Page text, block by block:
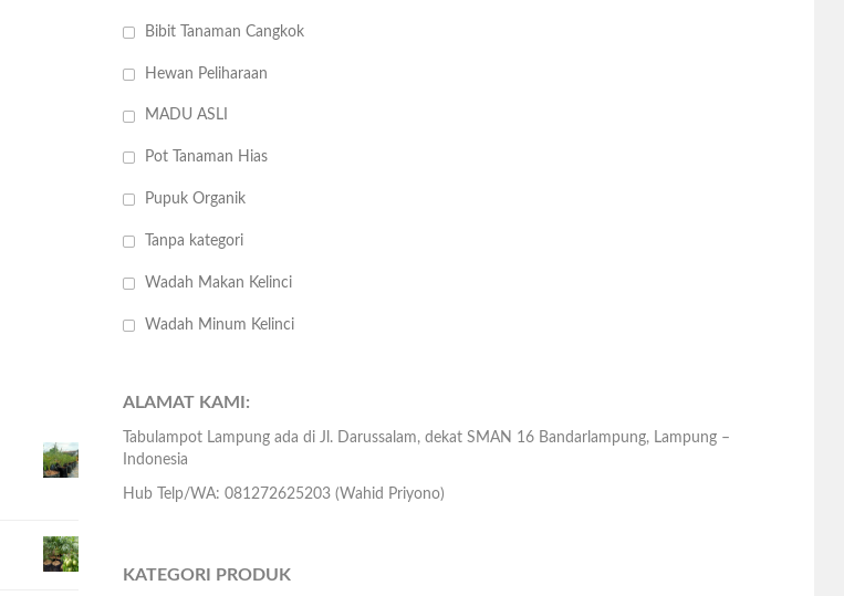
Bibit Tanaman Cangkok
Hewan Peliharaan
MADU ASLI
Pot Tanaman Hias
Pupuk Organik
Tanpa kategori
Wadah Makan Kelinci
Wadah Minum Kelinci
ALAMAT KAMI:
Tabulampot Lampung ada di Jl. Darussalam, dekat SMAN 16 Bandarlampung, Lampung –
Indonesia
Hub Telp/WA: 081272625203 (Wahid Priyono)
KATEGORI PRODUK